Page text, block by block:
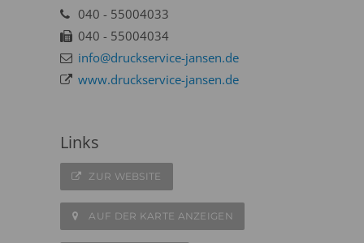
040 - 55004033
040 - 55004034
info@druckservice-jansen.de
www.druckservice-jansen.de
Links
ZUR WEBSITE
AUF DER KARTE ANZEIGEN